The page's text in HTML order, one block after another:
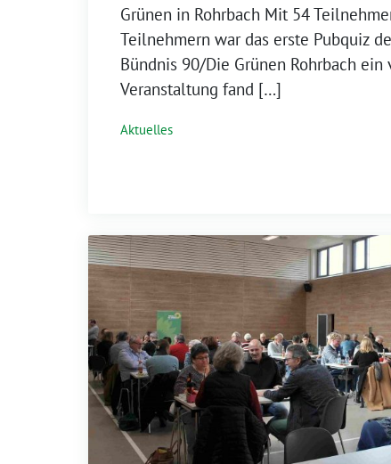
Grünen in Rohrbach Mit 54
Teilnehmern war das erste Pubquiz
Bündnis 90/Die Grünen Rohrbach
Veranstaltung fand […]
Aktuelles